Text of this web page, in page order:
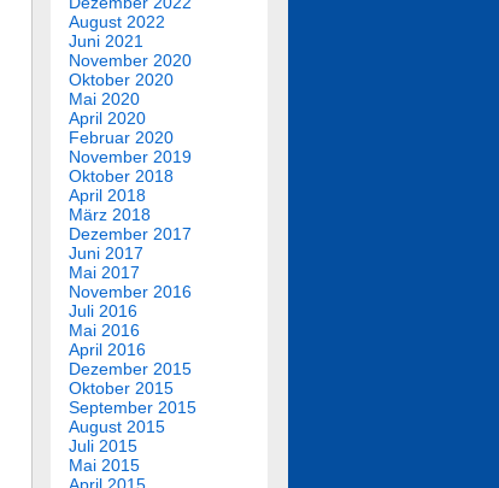
August 2022
Juni 2021
November 2020
Oktober 2020
Mai 2020
April 2020
Februar 2020
November 2019
Oktober 2018
April 2018
März 2018
Dezember 2017
Juni 2017
Mai 2017
November 2016
Juli 2016
Mai 2016
April 2016
Dezember 2015
Oktober 2015
September 2015
August 2015
Juli 2015
Mai 2015